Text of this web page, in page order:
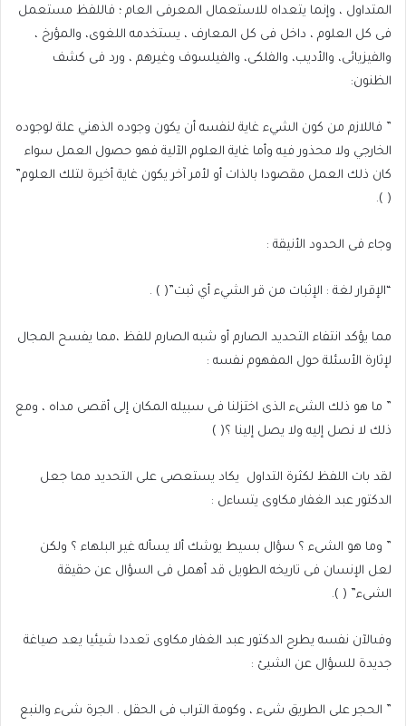
المتداول ، وإنما يتعداه للاستعمال المعرفى العام ؛ فاللفظ مستعمل
فى كل العلوم ، داخل فى كل المعارف ، يستخدمه اللغوى، والمؤرخ ،
والفيزيائى، والأديب، والفلكى، والفيلسوف وغيرهم ، ورد فى كشف
الظنون:
” فاللازم من كون الشيء غاية لنفسه أن يكون وجوده الذهني علة لوجوده
الخارجي ولا محذور فيه وأما غاية العلوم الآلية فهو حصول العمل سواء
كان ذلك العمل مقصودا بالذات أو لأمر آخر يكون غاية أخيرة لتلك العلوم”
( ).
وجاء فى الحدود الأنيقة :
“الإقرار لغة : الإثبات من قر الشيء أي ثبت”( ) .
مما يؤكد انتفاء التحديد الصارم أو شبه الصارم للفظ ،مما يفسح المجال
لإثارة الأسئلة حول المفهوم نفسه :
” ما هو ذلك الشىء الذى اختزلنا فى سبيله المكان إلى أقصى مداه ، ومع
ذلك لا نصل إليه ولا يصل إلينا ؟( )
لقد بات اللفظ لكثرة التداول
يكاد يستعصى على التحديد مما جعل
الدكتور عبد الغفار مكاوى يتساءل :
” وما هو الشىء ؟ سؤال بسيط يوشك ألا يسأله غير البلهاء ؟ ولكن
لعل الإنسان فى تاريخه الطويل قد أهمل فى السؤال عن حقيقة
الشىء” ( ).
وفىالآن نفسه يطرح الدكتور عبد الغفار مكاوى تعددا شيئيا يعد صياغة
جديدة للسؤال عن الشيئ :
” الحجر على الطريق شىء ، وكومة التراب فى الحقل . الجرة شىء والنبع